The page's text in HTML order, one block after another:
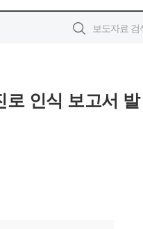
로 인식 보고서 발